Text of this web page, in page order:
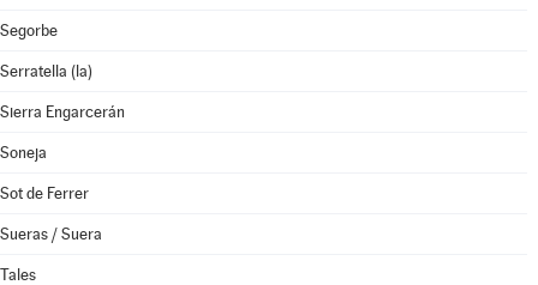
Segorbe
Serratella (la)
Sierra Engarcerán
Soneja
Sot de Ferrer
Sueras / Suera
Tales